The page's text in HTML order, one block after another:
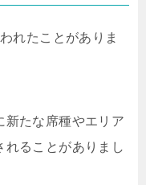
れたことがありま
新たな席種やエリア
れることがありまし